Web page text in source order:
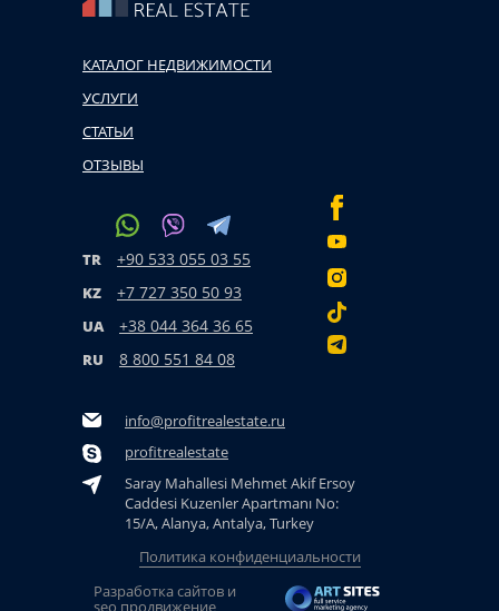
КАТАЛОГ НЕДВИЖИМОСТИ
УСЛУГИ
СТАТЬИ
ОТЗЫВЫ
TR +90 533 055 03 55
KZ +7 727 350 50 93
UA +38 044 364 36 65
RU 8 800 551 84 08
info@profitrealestate.ru
profitrealestate
Saray Mahallesi Mehmet Akif Ersoy
Caddesi Kuzenler Apartmanı No:
15/A, Alanya, Antalya, Turkey
Политика конфиденциальности
Разработка сайтов и
seo продвижение